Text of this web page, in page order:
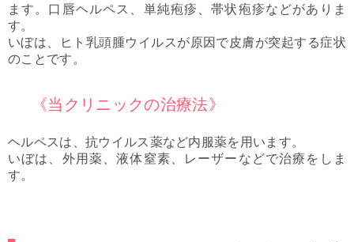
ます。口唇ヘルペス、単純疱疹、帯状疱疹などがありま
す。
いぼは、ヒト乳頭腫ウイルスが原因で皮膚が突起する症状
のことです。
《当クリニックの治療法》
ヘルペスは、抗ウイルス薬など内服薬を用います。
いぼは、外用薬、液体窒素、レーザーなどで治療をしま
す。